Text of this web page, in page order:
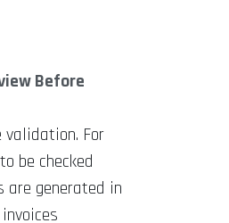
Before
validation. For
be checked
are generated in